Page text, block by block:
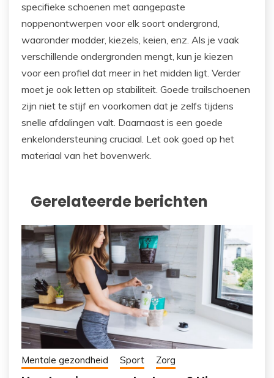
specifieke schoenen met aangepaste
noppenontwerpen voor elk soort ondergrond,
waaronder modder, kiezels, keien, enz. Als je vaak
verschillende ondergronden mengt, kun je kiezen
voor een profiel dat meer in het midden ligt. Verder
moet je ook letten op stabiliteit. Goede trailschoenen
zijn niet te stijf en voorkomen dat je zelfs tijdens
snelle afdalingen valt. Daarnaast is een goede
enkelondersteuning cruciaal. Let ook goed op het
materiaal van het bovenwerk.
Gerelateerde berichten
Mentale gezondheid Sport Zorg